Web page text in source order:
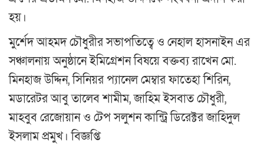
হয়।
মুর্শেদ আহমদ চৌধুরীর সভাপতিত্বে ও নেহাল হাসনাইন এর
সঞ্চালনায় অনুষ্ঠানে ইমিগ্রেশন বিষয়ে বক্তব্য রাখেন মো.
মিনহাজ উদ্দিন, সিনিয়র প্যানেল মেম্বার ফাতেহা শিরিন,
মডারেটর আবু তালেব শামীম, জাহিম ইসবাত চৌধুরী,
মাহবুব রেজোয়ান ও টেপ সলুশন কান্ট্রি ডিরেক্টর জাহিদুল
ইসলাম প্রমুখ। বিজ্ঞপ্তি